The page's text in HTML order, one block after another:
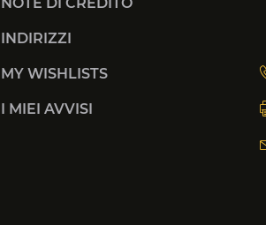
NOTE DI CREDITO
INDIRIZZI
MY WISHLISTS
I MIEI AVVISI